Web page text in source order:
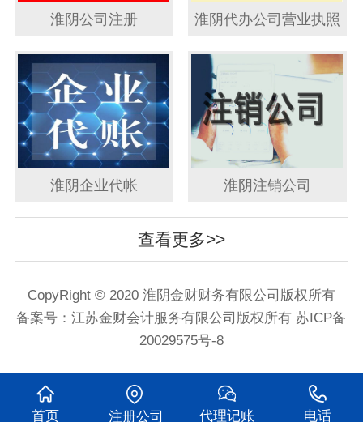
淮阴公司注册 淮阴代办公司营业执照
淮阴企业代帐 淮阴注销公司
查看更多>>
CopyRight © 2020 淮阴金财财务有限公司版权所有
备案号：江苏金财会计服务有限公司版权所有 苏ICP备
20029575号-8
首页 注册公司 代理记账 电话